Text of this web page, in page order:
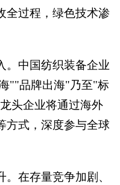
全过程，绿色技术渗
。中国纺织装备企业
""品牌出海"乃至"标
头企业将通过海外
方式，深度参与全球
在存量竞争加剧、